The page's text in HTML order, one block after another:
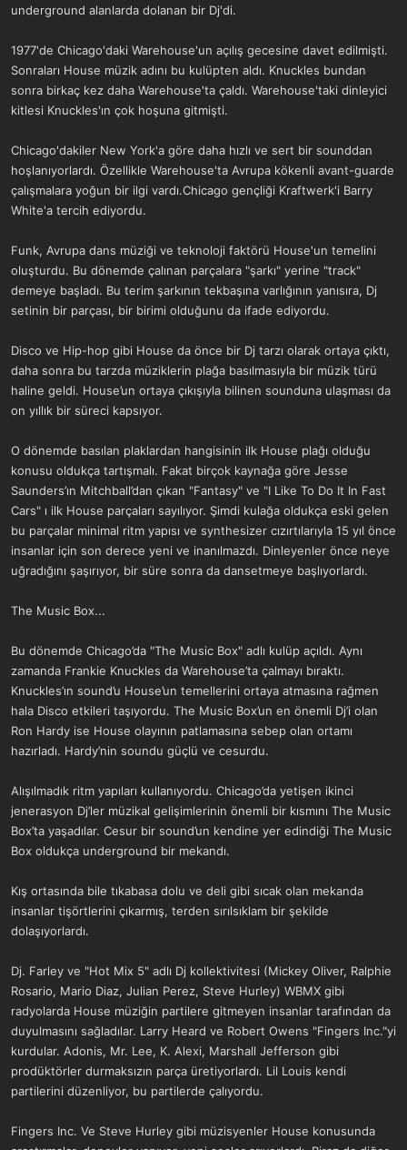
underground alanlarda dolanan bir Dj'di.
1977'de Chicago'daki Warehouse'un açılış gecesine davet edilmişti.
Sonraları House müzik adını bu kulüpten aldı. Knuckles bundan
sonra birkaç kez daha Warehouse'ta çaldı. Warehouse'taki dinleyici
kitlesi Knuckles'ın çok hoşuna gitmişti.
Chicago'dakiler New York'a göre daha hızlı ve sert bir sounddan
hoşlanıyorlardı. Özellikle Warehouse'ta Avrupa kökenli avant-guarde
çalışmalara yoğun bir ilgi vardı.Chicago gençliği Kraftwerk'i Barry
White'a tercih ediyordu.
Funk, Avrupa dans müziği ve teknoloji faktörü House'un temelini
oluşturdu. Bu dönemde çalınan parçalara "şarkı" yerine "track"
demeye başladı. Bu terim şarkının tekbaşına varlığının yanısıra, Dj
setinin bir parçası, bir birimi olduğunu da ifade ediyordu.
Disco ve Hip-hop gibi House da önce bir Dj tarzı olarak ortaya çıktı,
daha sonra bu tarzda müziklerin plağa basılmasıyla bir müzik türü
haline geldi. House’un ortaya çıkışıyla bilinen sounduna ulaşması da
on yıllık bir süreci kapsıyor.
O dönemde basılan plaklardan hangisinin ilk House plağı olduğu
konusu oldukça tartışmalı. Fakat birçok kaynağa göre Jesse
Saunders’ın Mitchball’dan çıkan "Fantasy" ve "I Like To Do It In Fast
Cars" ı ilk House parçaları sayılıyor. Şimdi kulağa oldukça eski gelen
bu parçalar minimal ritm yapısı ve synthesizer cızırtılarıyla 15 yıl önce
insanlar için son derece yeni ve inanılmazdı. Dinleyenler önce neye
uğradığını şaşırıyor, bir süre sonra da dansetmeye başlıyorlardı.
The Music Box...
Bu dönemde Chicago’da "The Music Box" adlı kulüp açıldı. Aynı
zamanda Frankie Knuckles da Warehouse’ta çalmayı bıraktı.
Knuckles’ın sound’u House’un temellerini ortaya atmasına rağmen
hala Disco etkileri taşıyordu. The Music Box’un en önemli Dj’i olan
Ron Hardy ise House olayının patlamasına sebep olan ortamı
hazırladı. Hardy’nin soundu güçlü ve cesurdu.
Alışılmadık ritm yapıları kullanıyordu. Chicago’da yetişen ikinci
jenerasyon Dj’ler müzikal gelişimlerinin önemli bir kısmını The Music
Box’ta yaşadılar. Cesur bir sound’un kendine yer edindiği The Music
Box oldukça underground bir mekandı.
Kış ortasında bile tıkabasa dolu ve deli gibi sıcak olan mekanda
insanlar tişörtlerini çıkarmış, terden sırılsıklam bir şekilde
dolaşıyorlardı.
Dj. Farley ve "Hot Mix 5" adlı Dj kollektivitesi (Mickey Oliver, Ralphie
Rosario, Mario Diaz, Julian Perez, Steve Hurley) WBMX gibi
radyolarda House müziğin partilere gitmeyen insanlar tarafından da
duyulmasını sağladılar. Larry Heard ve Robert Owens "Fingers Inc."yi
kurdular. Adonis, Mr. Lee, K. Alexi, Marshall Jefferson gibi
prodüktörler durmaksızın parça üretiyorlardı. Lil Louis kendi
partilerini düzenliyor, bu partilerde çalıyordu.
Fingers Inc. Ve Steve Hurley gibi müzisyenler House konusunda